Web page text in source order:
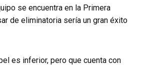
se encuentra en la Primera
de eliminatoria sería un gran éxito
es inferior, pero que cuenta con